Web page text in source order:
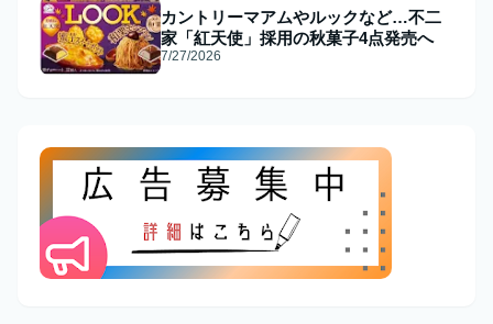
カントリーマアムやルックなど…不二
家「紅天使」採用の秋菓子4点発売へ
7/27/2026